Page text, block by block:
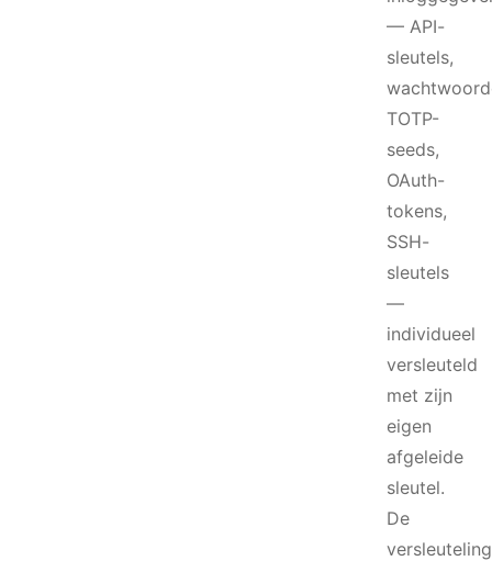
— API-
sleutels,
TOTP-
seeds,
OAuth-
tokens,
SSH-
sleutels
—
individueel
versleuteld
met zijn
eigen
afgeleide
sleutel.
De